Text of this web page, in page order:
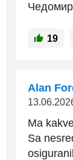
19
Alan
Ma
Sa